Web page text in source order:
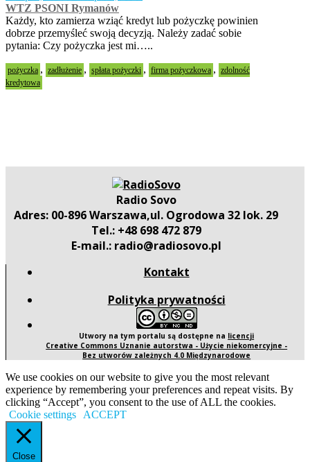
WTZ PSONI Rymanów
Każdy, kto zamierza wziąć kredyt lub pożyczkę powinien
dobrze przemyśleć swoją decyzją. Należy zadać sobie
pytania: Czy pożyczka jest mi…..
pożyczka , zadłużenie , spłata pożyczki , firma pożyczkowa , zdolność
kredytowa
Radio Sovo
Adres: 00-896 Warszawa,ul. Ogrodowa 32 lok. 29
Tel.: +48 698 472 879
E-mail.: radio@radiosovo.pl
Kontakt
Polityka prywatności
Utwory na tym portalu są dostępne na licencji
Creative Commons Uznanie autorstwa - Użycie niekomercyjne -
Bez utworów zależnych 4.0 Międzynarodowe
We use cookies on our website to give you the most relevant
experience by remembering your preferences and repeat visits. By
clicking “Accept”, you consent to the use of ALL the cookies.
Cookie settings
ACCEPT
Close